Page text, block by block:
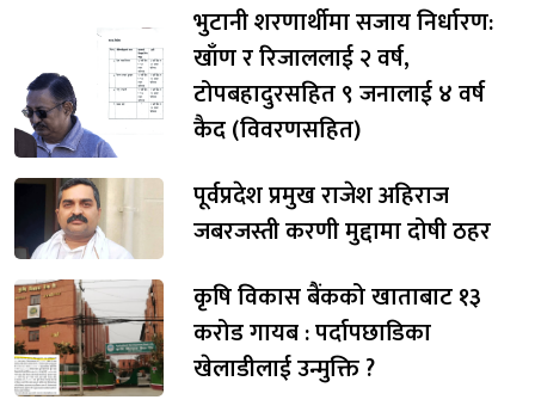
भुटानी शरणार्थीमा सजाय निर्धारण:
खाँण र रिजाललाई २ वर्ष,
टोपबहादुरसहित ९ जनालाई ४ वर्ष
कैद (विवरणसहित)
पूर्वप्रदेश प्रमुख राजेश अहिराज
जबरजस्ती करणी मुद्दामा दोषी ठहर
कृषि विकास बैंकको खाताबाट १३
करोड गायब : पर्दापछाडिका
खेलाडीलाई उन्मुक्ति ?